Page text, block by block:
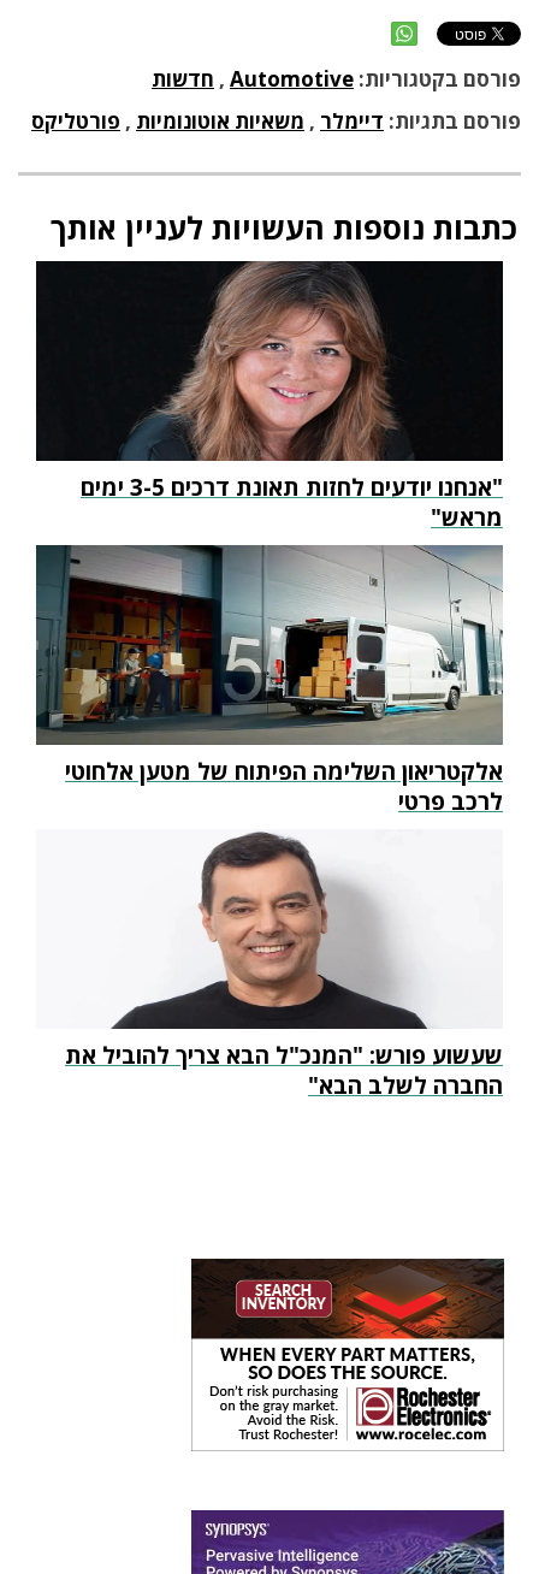
פורסם בקטגוריות: Automotive
, חדשות
פורסם בתגיות: דיימלר , משאיות אוטונומיות , פורטליקס
כתבות נוספות העשויות לעניין אותך
"אנחנו יודעים לחזות תאונת דרכים 3-5 ימים
מראש"
אלקטריאון השלימה הפיתוח של מטען אלחוטי
לרכב פרטי
שעשוע פורש: "המנכ"ל הבא צריך להוביל את
החברה לשלב הבא"